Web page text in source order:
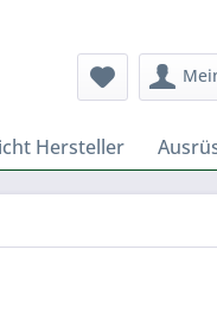
Hersteller